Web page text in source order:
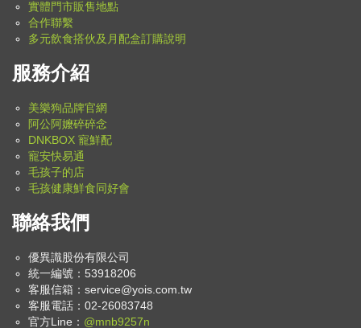
實體門市販售地點
合作聯繫
多元飲食搭伙及月配盒訂購說明
服務介紹
美樂狗品牌官網
阿公阿嬤碎碎念
DNKBOX 寵鮮配
寵安快易通
毛孩子的店
毛孩健康鮮食同好會
聯絡我們
優異識股份有限公司
統一編號：53918206
客服信箱： service@yois.com.tw
客服電話：02-26083748
官方Line： @mnb9257n